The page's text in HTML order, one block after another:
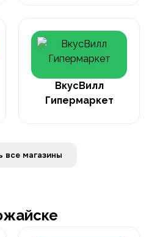
ВкусВилл
Гипермаркет
Показать все магазины